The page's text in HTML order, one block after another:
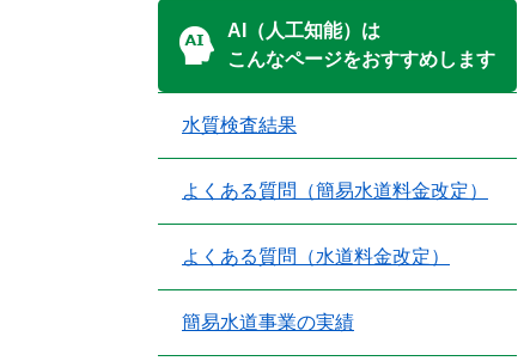
AI（人工知能）は
こんなページをおすすめします
水質検査結果
よくある質問（簡易水道料金改定）
よくある質問（水道料金改定）
簡易水道事業の実績